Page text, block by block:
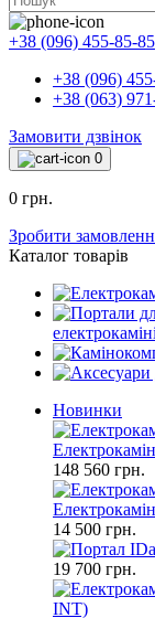
+38 (096) 455-85-85
+38 (096)
+38 (063)
Замовити дзвінок
0
0 грн.
Зробити
Каталог товарів
Новинки
148 560 грн.
14 500 грн.
19 700 грн.